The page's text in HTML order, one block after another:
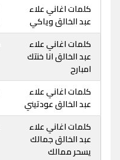
كلمات اغاني علاء
عبد الخالق وياكي
كلمات اغاني علاء
عبد الخالق انا خنتك
امبارح
كلمات اغاني علاء
عبد الخالق عودتيني
كلمات اغاني علاء
عبد الخالق جمالك
يسحر ممالك